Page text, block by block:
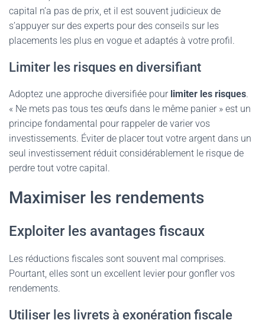
capital n’a pas de prix, et il est souvent judicieux de
s’appuyer sur des experts pour des conseils sur les
placements les plus en vogue et adaptés à votre profil.
Limiter les risques en diversifiant
Adoptez une approche diversifiée pour limiter les risques.
« Ne mets pas tous tes œufs dans le même panier » est un
principe fondamental pour rappeler de varier vos
investissements. Éviter de placer tout votre argent dans un
seul investissement réduit considérablement le risque de
perdre tout votre capital.
Maximiser les rendements
Exploiter les avantages fiscaux
Les réductions fiscales sont souvent mal comprises.
Pourtant, elles sont un excellent levier pour gonfler vos
rendements.
Utiliser les livrets à exonération fiscale